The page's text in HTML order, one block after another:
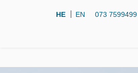
073 7599499
EN
HE